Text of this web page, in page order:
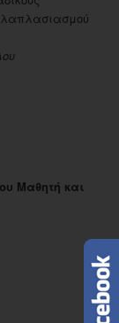
Μαθητή και